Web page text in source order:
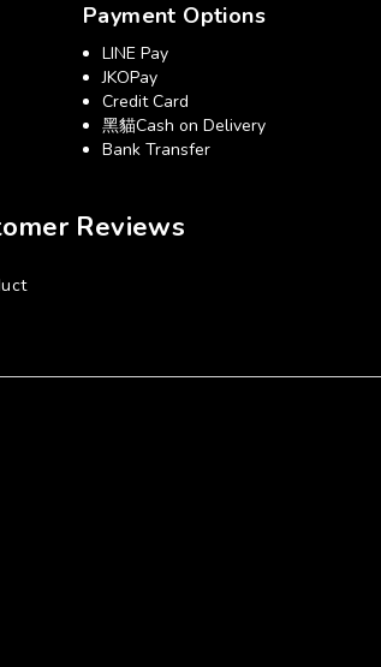
Payment Options
LINE Pay
JKOPay
Credit Card
黑貓Cash on Delivery
Bank Transfer
Reviews